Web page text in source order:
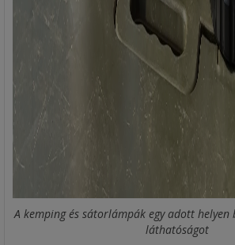
A kemping és sátorlámpák egy adott
láthatóságot